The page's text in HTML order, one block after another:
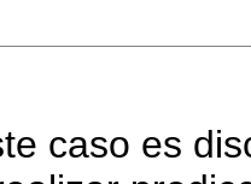
caso es